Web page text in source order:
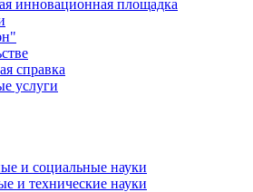
инновационная площадка
справка
услуги
и социальные науки
и технические науки